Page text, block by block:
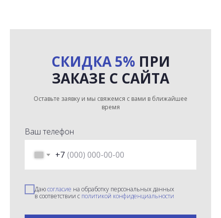
СКИДКА 5% ПРИ
ЗАКАЗЕ С САЙТА
Оставьте заявку и мы свяжемся с вами в ближайшее
время
Ваш телефон
+7
Даюсогласие на обработку персональных данных
в соответствии с политикой конфиденциальности